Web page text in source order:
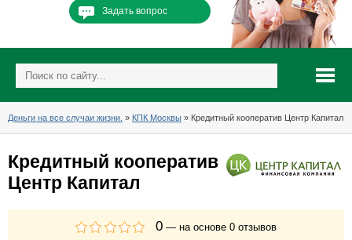
Задать вопрос
Деньги на все случаи жизни. » КПК Москвы » Кредитный кооператив Центр Капитал
Кредитный кооператив
Центр Капитал
0 — на основе 0 отзывов